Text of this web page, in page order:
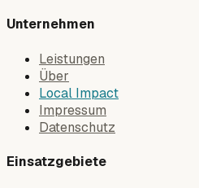
Unternehmen
Leistungen
Über
Local Impact
Impressum
Datenschutz
Einsatzgebiete